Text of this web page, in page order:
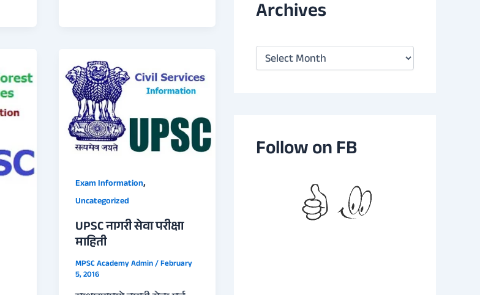
Exam Information,
Uncategorized
UPSC नागरी सेवा परीक्षा
माहिती
MPSC Academy Admin/February
5, 2016
Archives
A
Follow on FB